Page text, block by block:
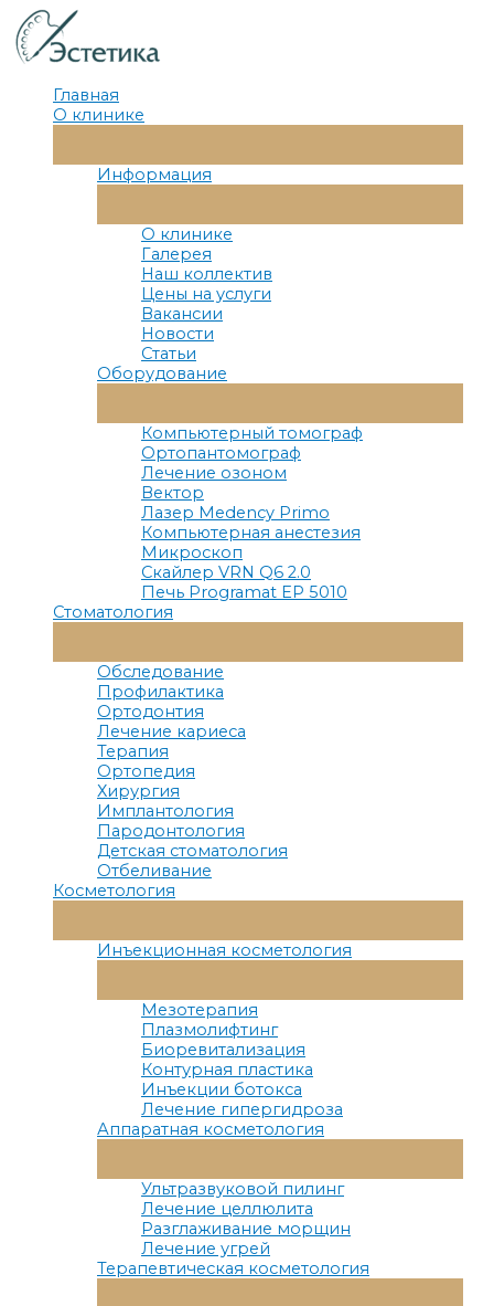
Перейти
к
содержимому
Главная
О клинике
Меню
Информация
Меню
О клинике
Галерея
Наш коллектив
Цены на услуги
Вакансии
Новости
Статьи
Оборудование
Меню
Компьютерный томограф
Ортопантомограф
Лечение озоном
Вектор
Лазер Medency Primo
Компьютерная анестезия
Микроскоп
Скайлер VRN Q6 2.0
Печь Programat EP 5010
Стоматология
Меню
Обследование
Профилактика
Ортодонтия
Лечение кариеса
Терапия
Ортопедия
Хирургия
Имплантология
Пародонтология
Детская стоматология
Отбеливание
Косметология
Меню
Инъекционная косметология
Меню
Мезотерапия
Плазмолифтинг
Биоревитализация
Контурная пластика
Инъекции ботокса
Лечение гипергидроза
Аппаратная косметология
Меню
Ультразвуковой пилинг
Лечение целлюлита
Разглаживание морщин
Лечение угрей
Терапевтическая косметология